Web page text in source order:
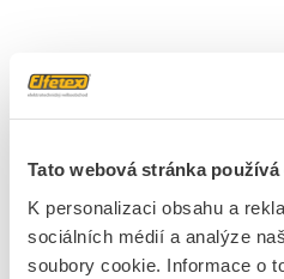
Tato webová stránka
K personalizaci obsahu a
sociálních médií a analýze
soubory cookie. Informace o
Česká republika
Telefon: +420 267 990 440
https://www.eaton.com/cz/cs-
Technické dokumenty